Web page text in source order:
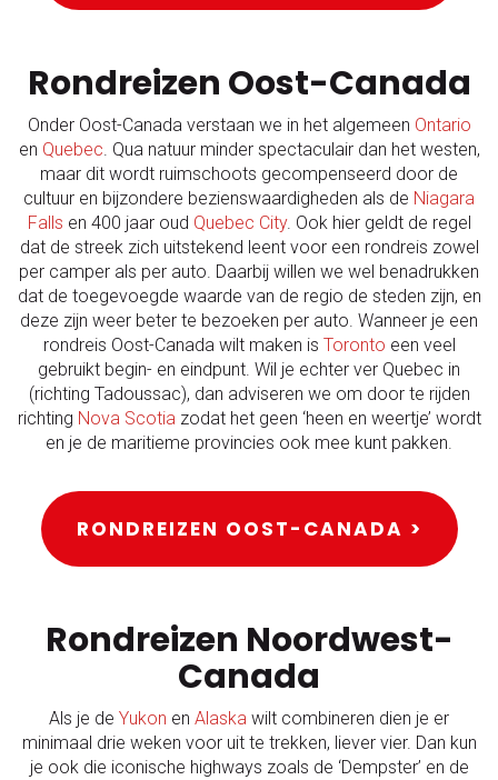
Rondreizen Oost-Canada
Onder Oost-Canada verstaan we in het algemeen Ontario
en Quebec. Qua natuur minder spectaculair dan het westen,
maar dit wordt ruimschoots gecompenseerd door de
cultuur en bijzondere bezienswaardigheden als de Niagara
Falls en 400 jaar oud Quebec City. Ook hier geldt de regel
dat de streek zich uitstekend leent voor een rondreis zowel
per camper als per auto. Daarbij willen we wel benadrukken
dat de toegevoegde waarde van de regio de steden zijn, en
deze zijn weer beter te bezoeken per auto. Wanneer je een
rondreis Oost-Canada wilt maken is Toronto een veel
gebruikt begin- en eindpunt. Wil je echter ver Quebec in
(richting Tadoussac), dan adviseren we om door te rijden
richting Nova Scotiazodat het geen ‘heen en weertje’ wordt
en je de maritieme provincies ook mee kunt pakken.
RONDREIZEN OOST-CANADA >
Rondreizen Noordwest-
Canada
Als je de Yukon en Alaska wilt combineren dien je er
minimaal drie weken voor uit te trekken, liever vier. Dan kun
je ook die iconische highways zoals de ‘Dempster’ en de